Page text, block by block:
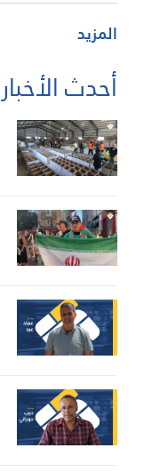
المزيد
أحدث الأخبار